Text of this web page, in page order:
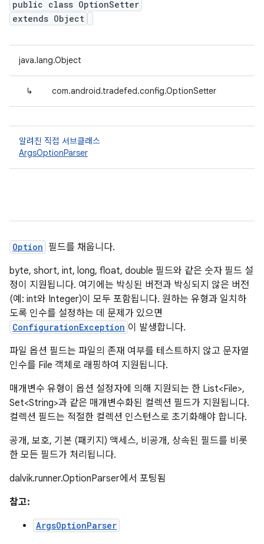
public class OptionSetter
extends Object
java.lang.Object
↳ com.android.tradefed.config.OptionSetter
알려진 직접 서브클래스
ArgsOptionParser
Option 필드를 채웁니다.
byte, short, int, long, float, double 필드와 같은 숫자 필드 설
정이 지원됩니다. 여기에는 박싱된 버전과 박싱되지 않은 버전
(예: int와 Integer)이 모두 포함됩니다. 원하는 유형과 일치하
도록 인수를 설정하는 데 문제가 있으면
ConfigurationException 이 발생합니다.
파일 옵션 필드는 파일의 존재 여부를 테스트하지 않고 문자열
인수를 File 객체로 래핑하여 지원됩니다.
매개변수 유형이 옵션 설정자에 의해 지원되는 한 List<File>,
Set<String>과 같은 매개변수화된 컬렉션 필드가 지원됩니다.
컬렉션 필드는 적절한 컬렉션 인스턴스로 초기화해야 합니다.
공개, 보호, 기본 (패키지) 액세스, 비공개, 상속된 필드를 비롯
한 모든 필드가 처리됩니다.
dalvik.runner.OptionParser에서 포팅됨
참고:
ArgsOptionParser